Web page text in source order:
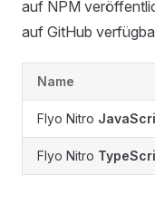
auf NPM
auf GitHub
Name
Flyo Nitro
Flyo Nitro